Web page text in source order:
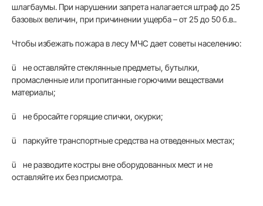
шлагбаумы. При нарушении запрета налагается штраф до 25
базовых величин, при причинении ущерба – от 25 до 50 б.в..
Чтобы избежать пожара в лесу МЧС дает советы населению:
ü не оставляйте стеклянные предметы, бутылки,
промасленные или пропитанные горючими веществами
материалы;
ü не бросайте горящие спички, окурки;
ü паркуйте транспортные средства на отведенных местах;
ü не разводите костры вне оборудованных мест и не
оставляйте их без присмотра.